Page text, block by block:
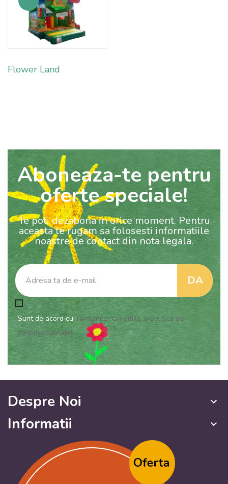
Flower Land
Aboneaza-te pentru
oferte speciale!
Te poti dezabona in orice moment. Pentru
aceasta te rugam sa folosesti informatiile
noastre de contact din nota legala.
Sunt de acord cuTermenii si conditiile si politica de
confidentialitate!
Despre Noi keyboard_arrow_down
Informatii keyboard_arrow_down